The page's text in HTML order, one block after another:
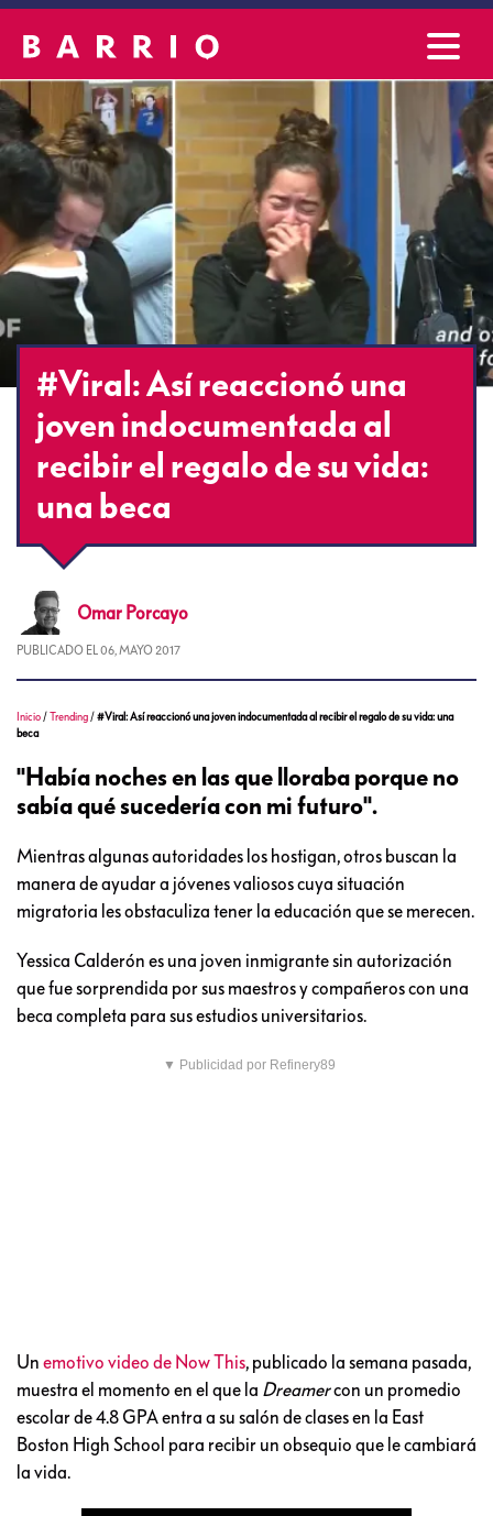
#Viral: Así reaccionó una
joven indocumentada al
recibir el regalo de su vida:
una beca
Omar Porcayo
PUBLICADO EL 06, MAYO 2017
Inicio /Trending /#Viral: Así reaccionó una joven indocumentada al recibir el regalo de su vida: una
beca
"Había noches en las que lloraba porque no
sabía qué sucedería con mi futuro".
Mientras algunas autoridades los hostigan, otros buscan la
manera de ayudar a jóvenes valiosos cuya situación
migratoria les obstaculiza tener la educación que se merecen.
Yessica Calderón es una joven inmigrante sin autorización
que fue sorprendida por sus maestros y compañeros con una
beca completa para sus estudios universitarios.
▼ Publicidad por Refinery89
Un emotivo video de Now This, publicado la semana pasada,
muestra el momento en el que la Dreamercon un promedio
escolar de 4.8 GPA entra a su salón de clases en la East
Boston High School para recibir un obsequio que le cambiará
la vida.